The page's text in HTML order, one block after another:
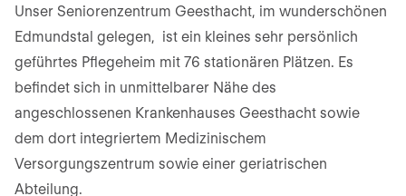
Unser Seniorenzentrum Geesthacht, im wunderschönen
Edmundstal gelegen, ist ein kleines sehr persönlich
geführtes Pflegeheim mit 76 stationären Plätzen. Es
befindet sich in unmittelbarer Nähe des
angeschlossenen Krankenhauses Geesthacht sowie
dem dort integriertem Medizinischem
Versorgungszentrum sowie einer geriatrischen
Abteilung.